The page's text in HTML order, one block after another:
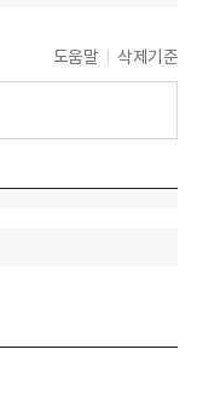
도움말 삭제기준